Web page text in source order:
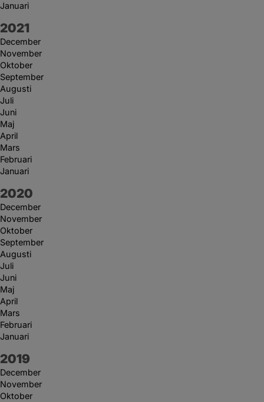
Januari
År:
2021
December
November
Oktober
September
Augusti
Juli
Juni
Maj
April
Mars
Februari
Januari
År:
2020
December
November
Oktober
September
Augusti
Juli
Juni
Maj
April
Mars
Februari
Januari
År:
2019
December
November
Oktober